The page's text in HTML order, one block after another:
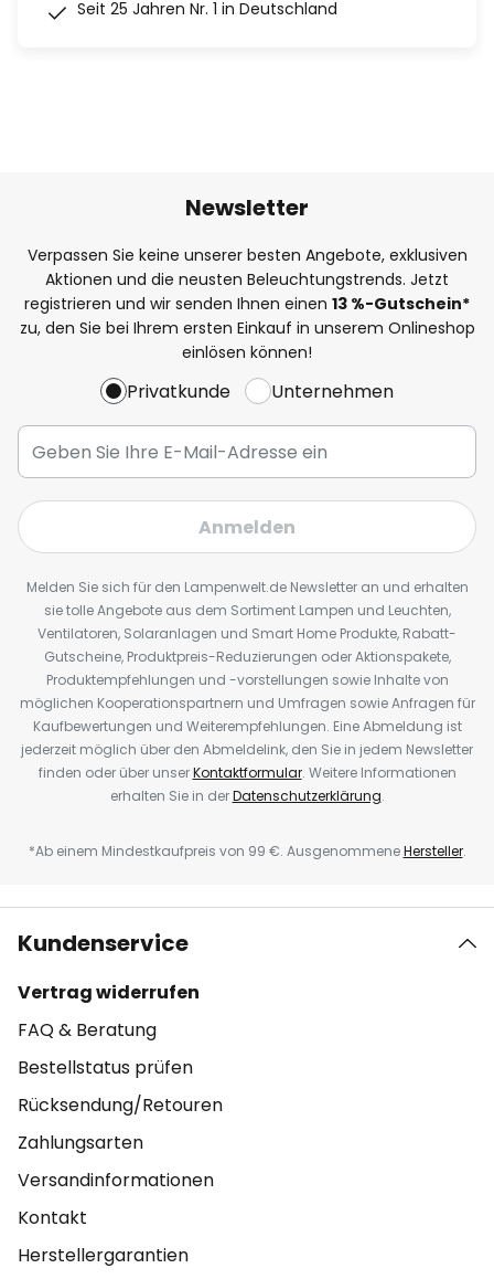
Seit 25 Jahren Nr. 1 in Deutschland
Newsletter
Verpassen Sie keine unserer besten Angebote, exklusiven
Aktionen und die neusten Beleuchtungstrends. Jetzt
registrieren und wir senden Ihnen einen 13 %-Gutschein*
zu, den Sie bei Ihrem ersten Einkauf in unserem Onlineshop
einlösen können!
Privatkunde Unternehmen
Anmelden
Melden Sie sich für den Lampenwelt.de Newsletter an und erhalten
sie tolle Angebote aus dem Sortiment Lampen und Leuchten,
Ventilatoren, Solaranlagen und Smart Home Produkte, Rabatt-
Gutscheine, Produktpreis-Reduzierungen oder Aktionspakete,
Produktempfehlungen und -vorstellungen sowie Inhalte von
möglichen Kooperationspartnern und Umfragen sowie Anfragen für
Kaufbewertungen und Weiterempfehlungen. Eine Abmeldung ist
jederzeit möglich über den Abmeldelink, den Sie in jedem Newsletter
finden oder über unserKontaktformular. Weitere Informationen
erhalten Sie in derDatenschutzerklärung.
*Ab einem Mindestkaufpreis von 99 €. AusgenommeneHersteller.
Kundenservice
Vertrag widerrufen
FAQ & Beratung
Bestellstatus prüfen
Rücksendung/Retouren
Zahlungsarten
Versandinformationen
Kontakt
Herstellergarantien